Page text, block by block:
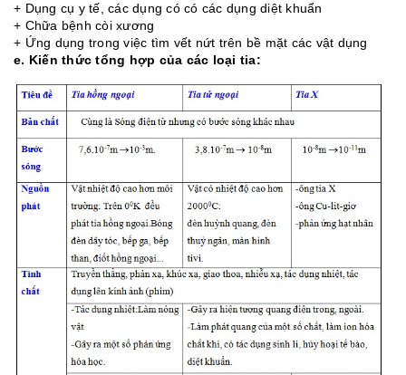
+ Dụng cụ y tế, các dụng có có các dụng diệt khuẩn
+ Chữa bệnh còi xương
+ Ứng dụng trong việc tìm vết nứt trên bề mặt các vật dụng
e. Kiến thức tổng hợp của các loại tia: